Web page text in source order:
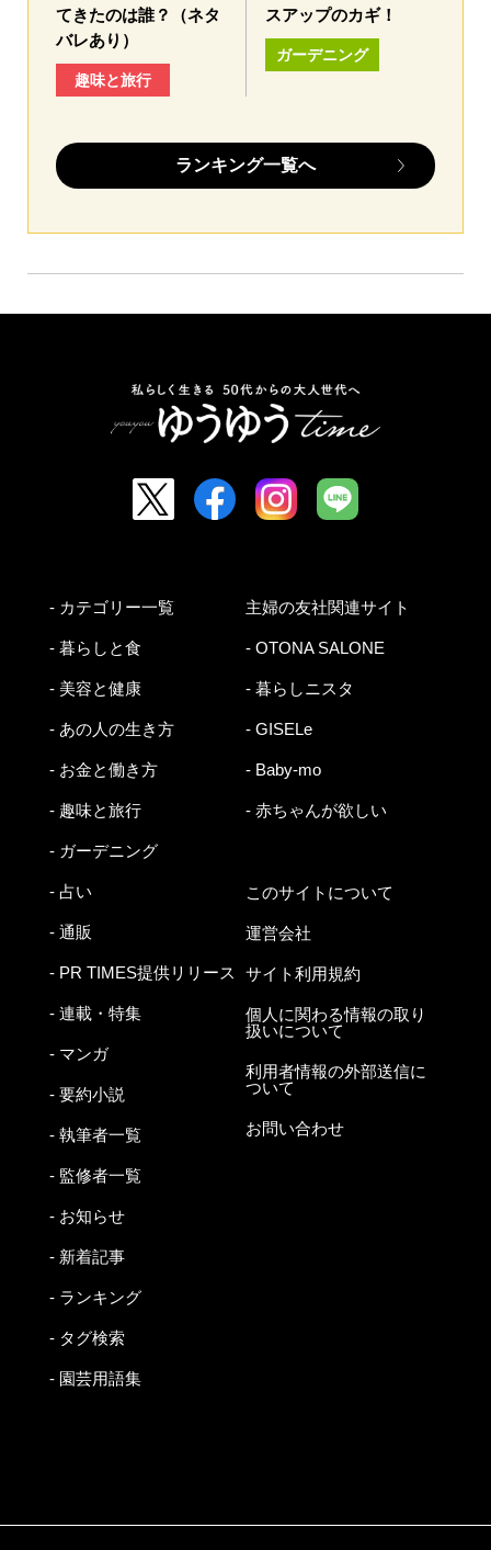
てきたのは誰？（ネタ
バレあり）
趣味と旅行
スアップのカギ！
ガーデニング
ランキング一覧へ
- カテゴリー一覧
- 暮らしと食
- 美容と健康
- あの人の生き方
- お金と働き方
- 趣味と旅行
- ガーデニング
- 占い
- 通販
- PR TIMES提供リリース
- 連載・特集
- マンガ
- 要約小説
- 執筆者一覧
- 監修者一覧
- お知らせ
- 新着記事
- ランキング
- タグ検索
- 園芸用語集
主婦の友社関連サイト
- OTONA SALONE
- 暮らしニスタ
- GISELe
- Baby-mo
- 赤ちゃんが欲しい
このサイトについて
運営会社
サイト利用規約
個人に関わる情報の取り
扱いについて
利用者情報の外部送信に
ついて
お問い合わせ